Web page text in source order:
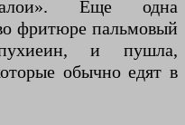
Еще одна
фритюре пальмовый
и пушла,
обычно едят в